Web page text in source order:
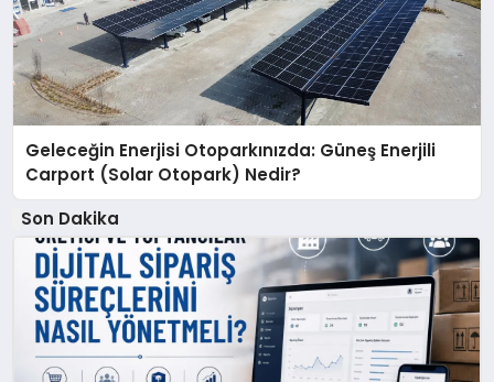
Geleceğin Enerjisi Otoparkınızda: Güneş Enerjili
Carport (Solar Otopark) Nedir?
Son Dakika